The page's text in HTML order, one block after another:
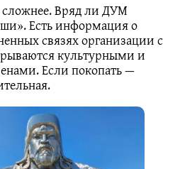
сложнее. Вряд ли ДУМ
Есть информация о
связях организации с
культурными и
Если покопать —